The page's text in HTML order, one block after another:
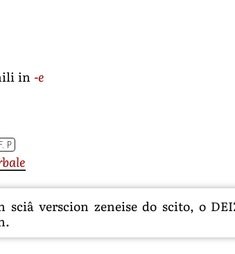
in -e
F. P
sciâ verscion zeneise do scito, o